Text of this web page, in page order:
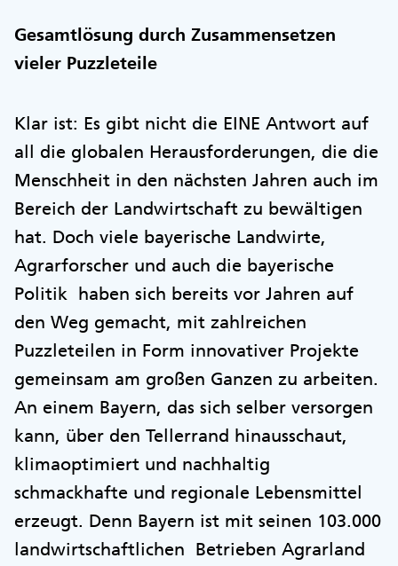
Gesamtlösung durch Zusammensetzen
vieler Puzzleteile
Klar ist: Es gibt nicht die EINE Antwort auf
all die globalen Herausforderungen, die die
Menschheit in den nächsten Jahren auch im
Bereich der Landwirtschaft zu bewältigen
hat. Doch viele bayerische Landwirte,
Agrarforscher und auch die bayerische
Politik haben sich bereits vor Jahren auf
den Weg gemacht, mit zahlreichen
Puzzleteilen in Form innovativer Projekte
gemeinsam am großen Ganzen zu arbeiten.
An einem Bayern, das sich selber versorgen
kann, über den Tellerrand hinausschaut,
klimaoptimiert und nachhaltig
schmackhafte und regionale Lebensmittel
erzeugt. Denn Bayern ist mit seinen 103.000
landwirtschaftlichen Betrieben Agrarland